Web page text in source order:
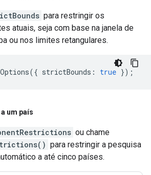
para restringir os
atuais, seja com base na janela de
ou nos limites retangulares.
({ strictBounds : true });
um país
ou chame
para restringir a pesquisa
a até cinco países.